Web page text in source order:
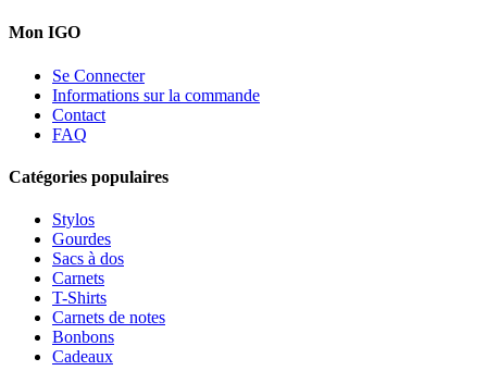
Mon IGO
Se Connecter
Informations sur la commande
Contact
FAQ
Catégories populaires
Stylos
Gourdes
Sacs à dos
Carnets
T-Shirts
Carnets de notes
Bonbons
Cadeaux